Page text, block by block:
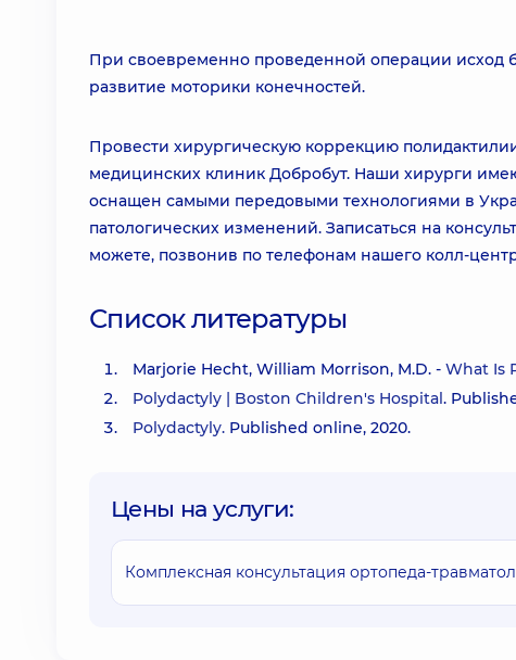
При своевременно проведенной операции исход
развитие моторики конечностей.
Провести хирургическую коррекцию
медицинских клиник Добробут. Наши хирурги
оснащен самыми передовыми технологиями в
патологических изменений. Записаться на
можете, позвонив по телефонам нашего колл-
Список литературы
Marjorie Hecht, William Morrison, M.D. - What Is
Polydactyly | Boston Children's Hospital.
Polydactyly. Published online, 2020.
Цены на услуги:
Комплексная консультация ортопеда-